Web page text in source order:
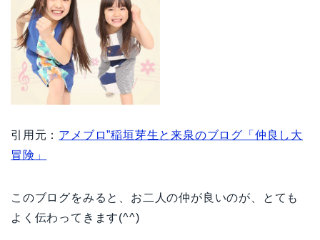
引用元： アメブロ”稲垣芽生と来泉のブログ「仲良し大
冒険」
このブログをみると、お二人の仲が良いのが、とても
よく伝わってきます(^^)